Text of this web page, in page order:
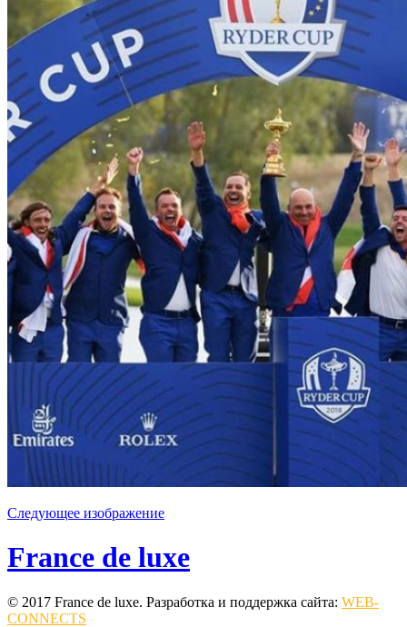
Следующее изображение
France de luxe
© 2017 France de luxe. Разработка и поддержка сайта: WEB-
CONNECTS